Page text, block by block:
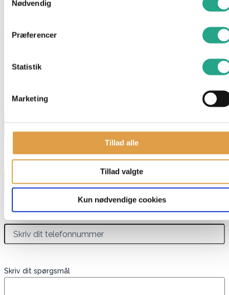
Nødvendig
Præferencer
Statistik
Marketing
Tillad alle
Tillad valgte
Kun nødvendige cookies
Alder: 0 år
Har du spørgsmål til denne vare?
Telefon
Skriv dit spørgsmål